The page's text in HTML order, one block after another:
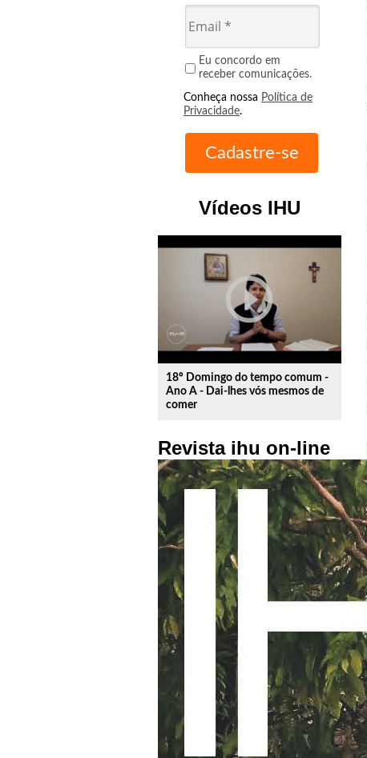
Eu concordo em
receber comunicações.
Conheça nossa Política de
Privacidade.
Vídeos IHU
play_circle_outline
18º Domingo do tempo comum -
Ano A - Dai-lhes vós mesmos de
comer
Revista ihu on-line